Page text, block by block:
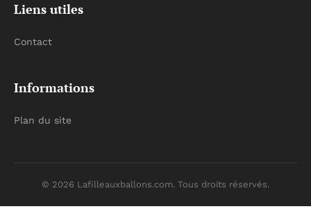
Liens utiles
Contact
Informations
Plan du site
© 2026 Lafilleauxballons.com. Tous droits réservés.